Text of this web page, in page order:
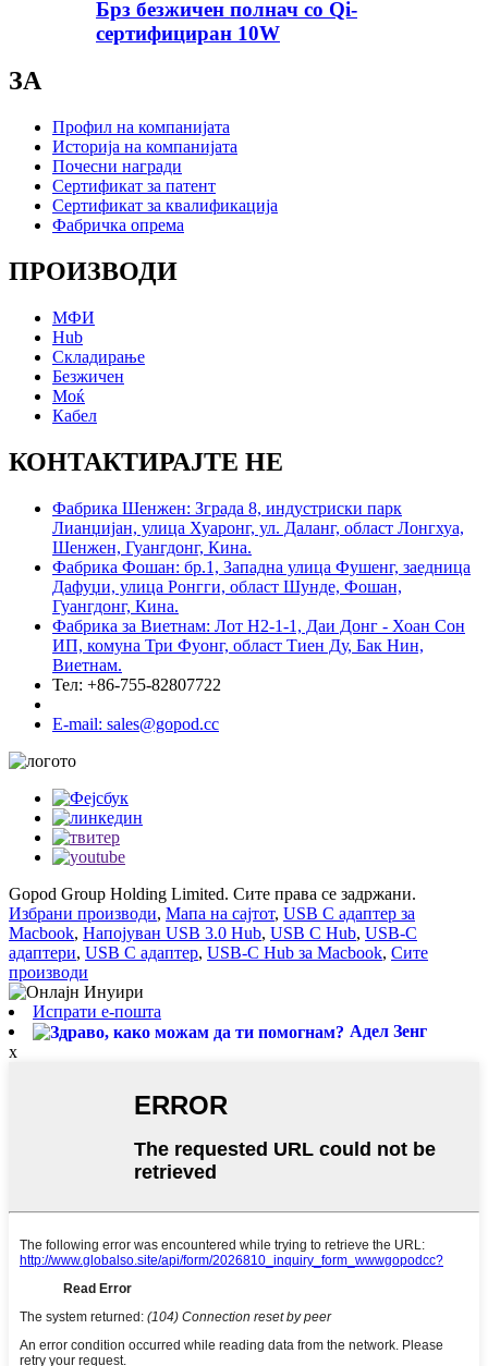
Брз безжичен полнач со Qi-
сертифициран 10W
ЗА
Профил на компанијата
Историја на компанијата
Почесни награди
Сертификат за патент
Сертификат за квалификација
Фабричка опрема
ПРОИЗВОДИ
МФИ
Hub
Складирање
Безжичен
Моќ
Кабел
КОНТАКТИРАЈТЕ НЕ
Фабрика Шенжен: Зграда 8, индустриски парк
Лианџијан, улица Хуаронг, ул. Даланг, област Лонгхуа,
Шенжен, Гуангдонг, Кина.
Фабрика Фошан: бр.1, Западна улица Фушенг, заедница
Дафуџи, улица Ронгги, област Шунде, Фошан,
Гуангдонг, Кина.
Фабрика за Виетнам: Лот H2-1-1, Даи Донг - Хоан Сон
ИП, комуна Три Фуонг, област Тиен Ду, Бак Нин,
Виетнам.
Тел: +86-755-82807722
E-mail: sales@gopod.cc
Gopod Group Holding Limited. Сите права се задржани.
Избрани производи, Мапа на сајтот, USB C адаптер за
Macbook, Напојуван USB 3.0 Hub, USB C Hub, USB-C
адаптери, USB C адаптер, USB-C Hub за Macbook, Сите
производи
Испрати е-пошта
Адел Зенг
x